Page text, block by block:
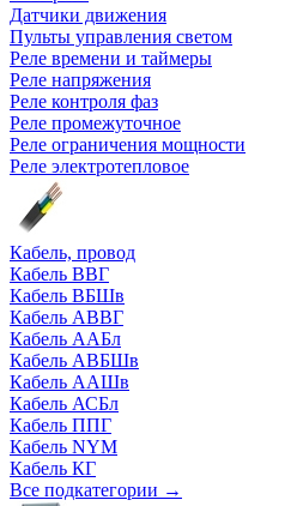
Датчики движения
Пульты управления светом
Реле времени и таймеры
Реле напряжения
Реле контроля фаз
Реле промежуточное
Реле ограничения мощности
Реле электротепловое
Кабель, провод
Кабель ВВГ
Кабель ВБШв
Кабель АВВГ
Кабель ААБл
Кабель АВБШв
Кабель ААШв
Кабель АСБл
Кабель ППГ
Кабель NYM
Кабель КГ
Все подкатегории →